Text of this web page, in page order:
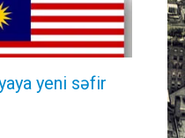
yeni səfir